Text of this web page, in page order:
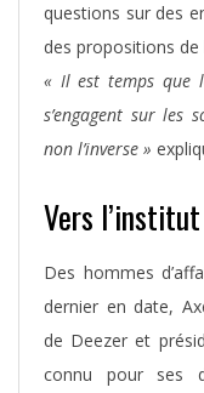
questions sur des
des propositions de
« Il est temps que
s’engagent sur les
non l’inverse »
Vers
Des hommes
dernier en date,
de Deezer et
connu pour ses